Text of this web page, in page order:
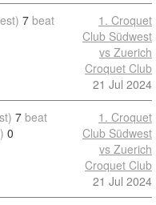
7 beat
1. Croquet
Club Südwest
vs Zuerich
Croquet Club
21 Jul 2024
7 beat
0
1. Croquet
Club Südwest
vs Zuerich
Croquet Club
21 Jul 2024